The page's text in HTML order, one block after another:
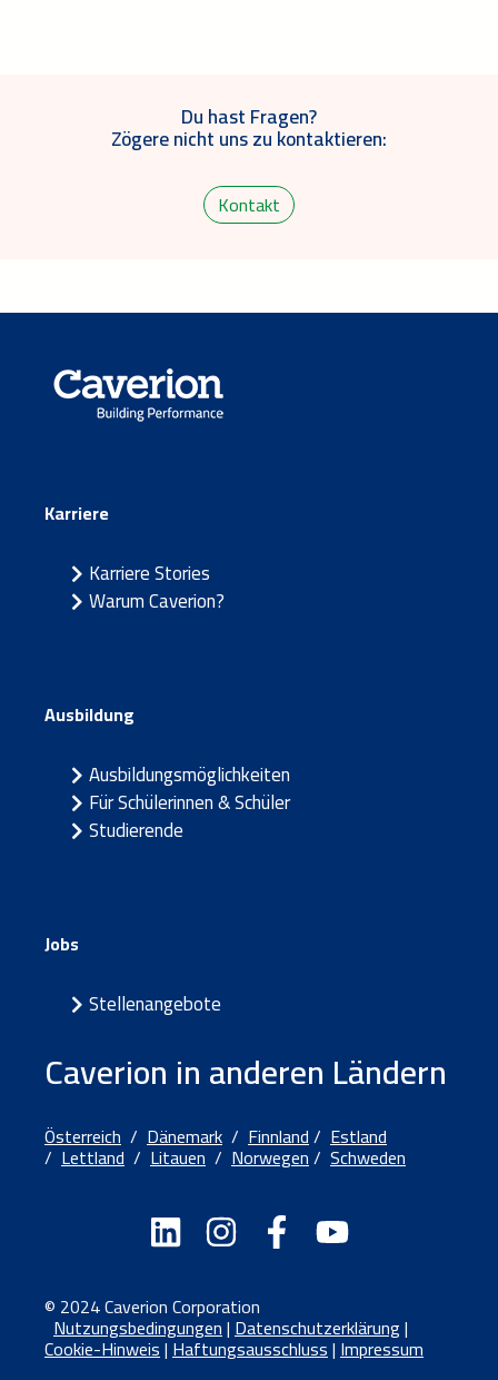
Du hast Fragen?
Zögere nicht uns zu kontaktieren:
Kontakt
Karriere
Karriere Stories
Warum Caverion?
Ausbildung
Ausbildungsmöglichkeiten
Für Schülerinnen & Schüler
Studierende
Jobs
Stellenangebote
Caverion in anderen Ländern
Österreich / Dänemark / Finnland/ Estland
/ Lettland / Litauen / Norwegen/ Schweden
© 2024 Caverion Corporation
Nutzungsbedingungen|Datenschutzerklärung|
Cookie-Hinweis|Haftungsausschluss|Impressum